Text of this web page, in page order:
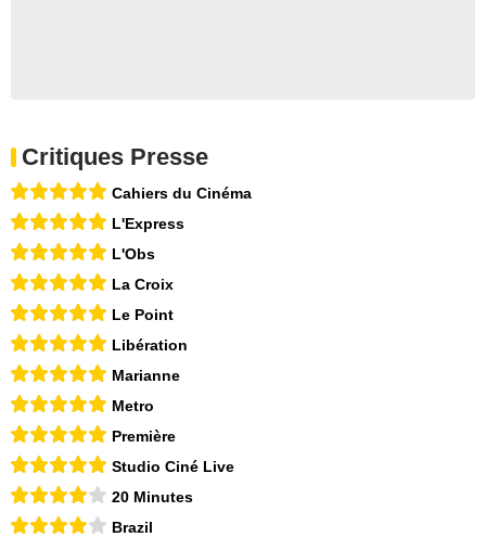
Critiques Presse
Cahiers du Cinéma
L'Express
L'Obs
La Croix
Le Point
Libération
Marianne
Metro
Première
Studio Ciné Live
20 Minutes
Brazil